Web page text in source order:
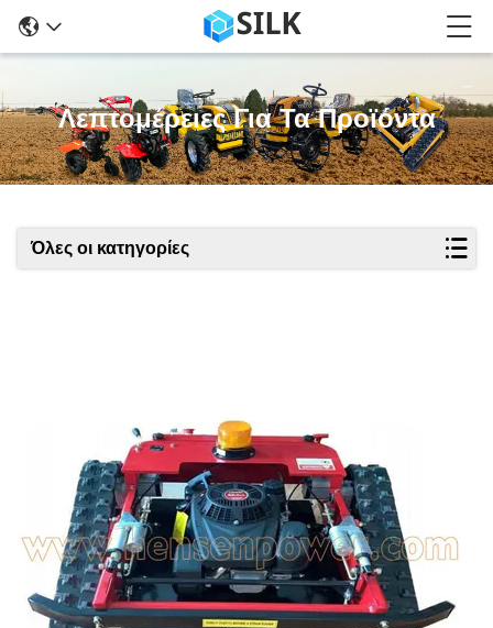
Λεπτομέρειες Για Τα Προϊόντα
Όλες οι κατηγορίες